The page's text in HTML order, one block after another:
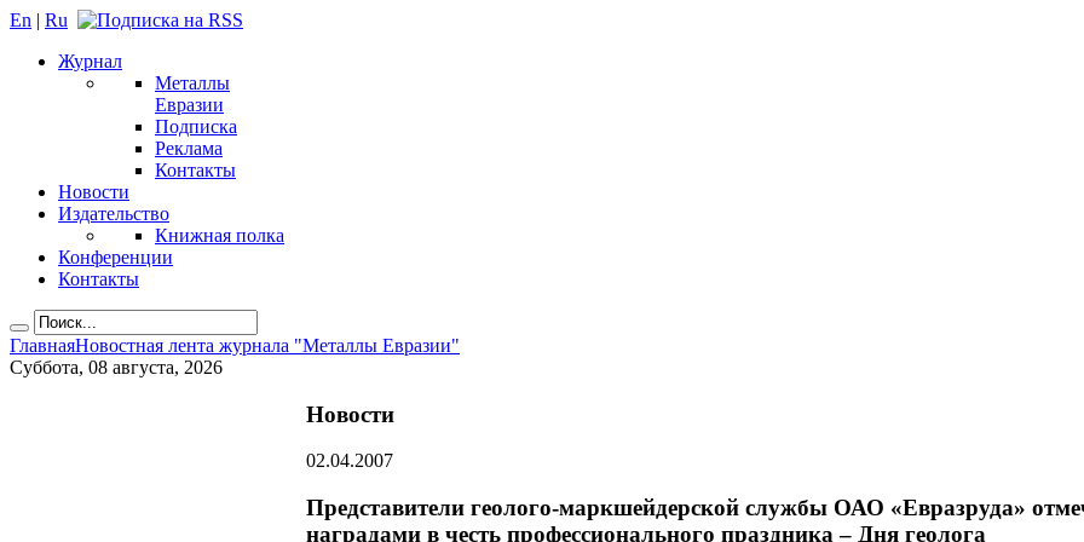
En | Ru
Журнал
Металлы
Евразии
Подписка
Реклама
Контакты
Новости
Издательство
Книжная полка
Конференции
Контакты
ГлавнаяНовостная лента журнала "Металлы Евразии"
Суббота, 08 августа, 2026
Новости
02.04.2007
Представители геолого-маркшейдерской службы ОАО «Евразруда»
наградами в честь профессионального праздника – Дня геолога